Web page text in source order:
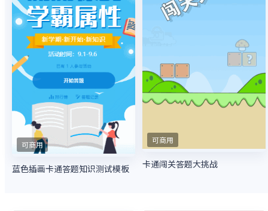
可商用
蓝色插画卡通答题知识测试模板
可商用
卡通闯关答题大挑战